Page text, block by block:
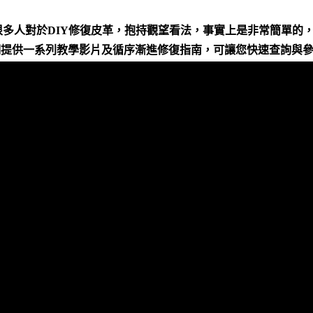
多人對於DIY修復皮革，抱持觀望看法，事實上是非常簡單的
供一系列教學影片及循序漸進修復指南，可讓您快速查詢與